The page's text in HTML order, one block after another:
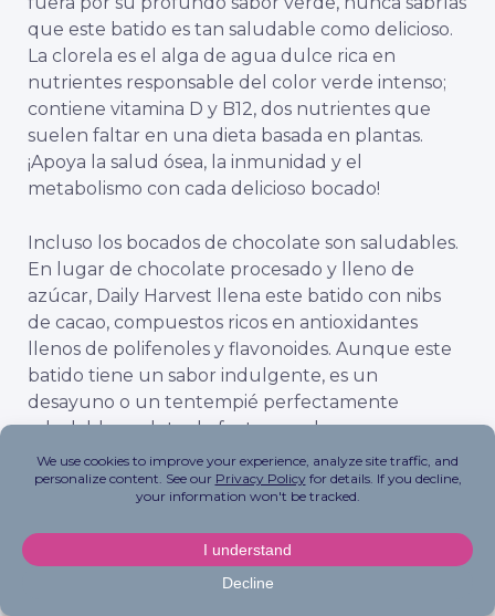
que este batido es tan saludable como delicioso.
La clorela es el alga de agua dulce rica en
nutrientes responsable del color verde intenso;
contiene vitamina D y B12, dos nutrientes que
suelen faltar en una dieta basada en plantas.
¡Apoya la salud ósea, la inmunidad y el
metabolismo con cada delicioso bocado!
Incluso los bocados de chocolate son saludables.
En lugar de chocolate procesado y lleno de
azúcar, Daily Harvest llena este batido con nibs
de cacao, compuestos ricos en antioxidantes
llenos de polifenoles y flavonoides. Aunque este
batido tiene un sabor indulgente, es un
desayuno o un tentempié perfectamente
saludable repleto de frutas, verduras y
superalimentos. Podemos confirmarlo: se disfrutó
hasta la última gota. Sí, ¡hasta la licuadora fue
lamida hasta quedar limpia!
Daily Harvest: